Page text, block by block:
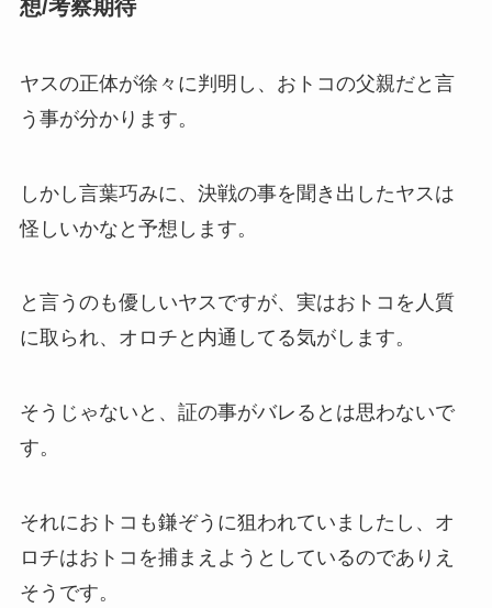
想/考察期待
ヤスの正体が徐々に判明し、おトコの父親だと言
う事が分かります。
しかし言葉巧みに、決戦の事を聞き出したヤスは
怪しいかなと予想します。
と言うのも優しいヤスですが、実はおトコを人質
に取られ、オロチと内通してる気がします。
そうじゃないと、証の事がバレるとは思わないで
す。
それにおトコも鎌ぞうに狙われていましたし、オ
ロチはおトコを捕まえようとしているのでありえ
そうです。